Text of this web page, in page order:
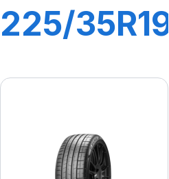
225/35R19
5(*)